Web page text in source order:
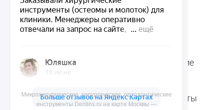
Микрохирургические, хирургические, ортодонтические
инструменты Dentins.ru на карте Москвы —
Ассортимент
Популярные наборы
инструменты
Стоматологические
Общие инструменты